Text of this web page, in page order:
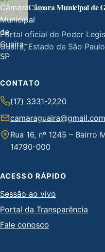
Câmara Municipal de
Portal oficial do Poder
Guaíra, Estado de São
CONTATO
(17) 3331-2220
camaraguaira@gmail.com
Rua 16, nº 1245 – Bairro
14790-000
ACESSO RÁPIDO
Sessão ao vivo
Portal da Transparência
Fale conosco